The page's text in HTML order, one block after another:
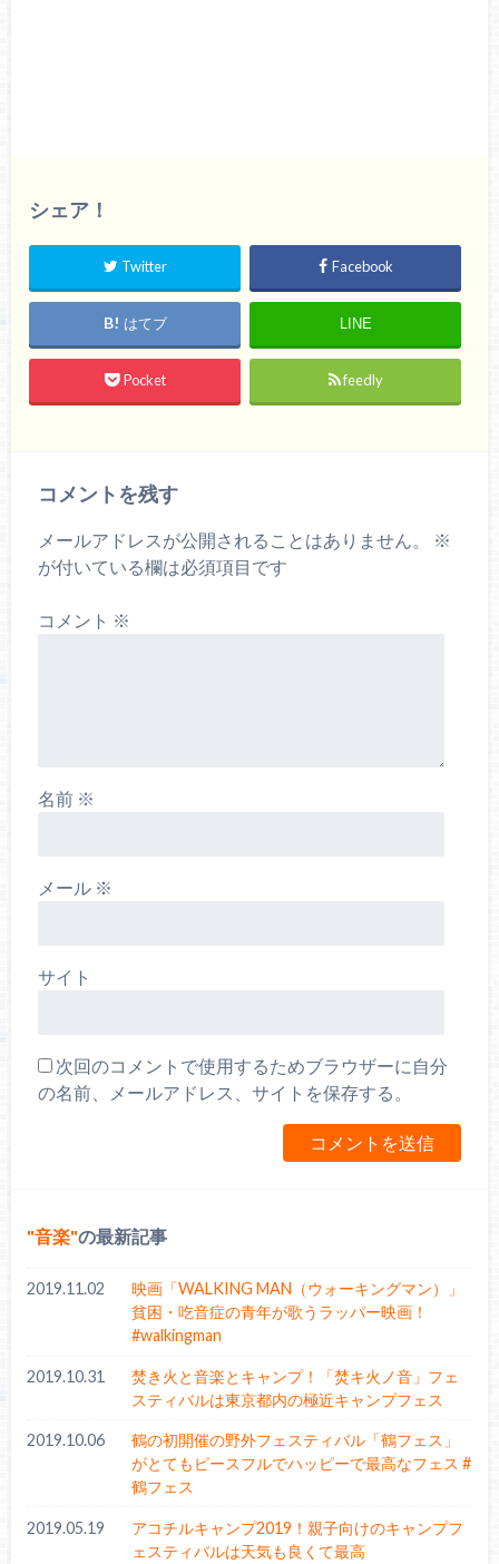
シェア！
Twitter Facebook
はてブ LINE
Pocket feedly
コメントを残す
メールアドレスが公開されることはありません。
※
が付いている欄は必須項目です
コメント ※
名前 ※
メール ※
サイト
次回のコメントで使用するためブラウザーに自分
の名前、メールアドレス、サイトを保存する。
音楽 の最新記事
2019.11.02
映画「WALKING MAN（ウォーキングマン）」
貧困・吃音症の青年が歌うラッパー映画！
#walkingman
2019.10.31
焚き火と音楽とキャンプ！「焚キ火ノ音」フェ
スティバルは東京都内の極近キャンプフェス
2019.10.06
鶴の初開催の野外フェスティバル「鶴フェス」
がとてもピースフルでハッピーで最高なフェス #
鶴フェス
2019.05.19
アコチルキャンプ2019！親子向けのキャンプフ
ェスティバルは天気も良くて最高